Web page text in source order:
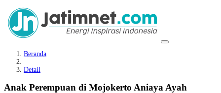
Beranda
Detail
Anak Perempuan di Mojokerto Aniaya Ayah